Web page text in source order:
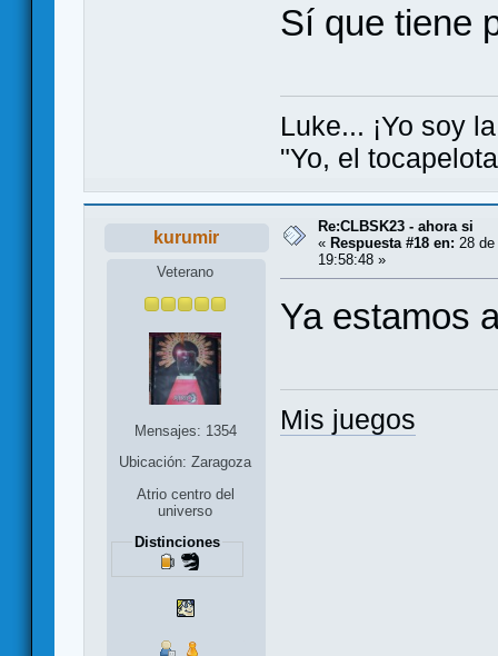
Sí que tiene
Luke... ¡Yo soy
"Yo, el
kurumir
Veterano
Mensajes: 1354
Ubicación: Zaragoza
Atrio centro del
universo
Distinciones
Re:CLBSK23 - ahora si
« Respuesta #18 en: 28
19:58:48 »
Ya estamos
Mis juegos